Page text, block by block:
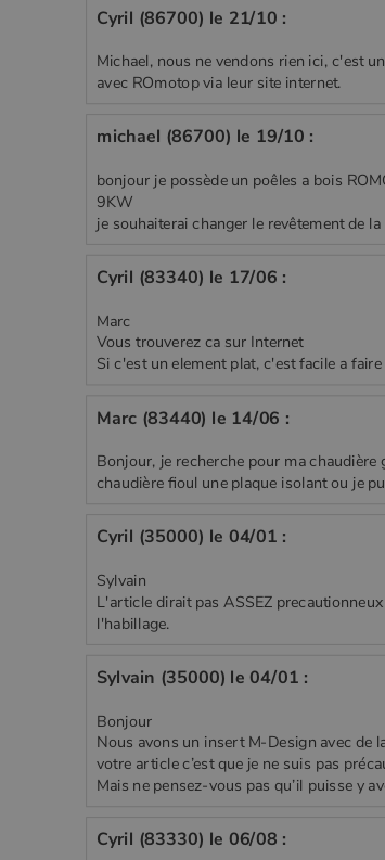
Cyril (86700) le 21/10 :
Michael, nous ne vendons rien ici, c'est
avec ROmotop via leur site internet.
michael (86700) le 19/10 :
bonjour je possède un poêles a bois
9KW
je souhaiterai changer le revêtement de
Cyril (83340) le 17/06 :
Marc
Vous trouverez ca sur Internet
Si c'est un element plat, c'est facile a
Marc (83440) le 14/06 :
Bonjour, je recherche pour ma
chaudière fioul une plaque isolant ou je
Cyril (35000) le 04/01 :
Sylvain
L'article dirait pas ASSEZ
l'habillage.
Sylvain (35000) le 04/01 :
Bonjour
Nous avons un insert M-Design avec de
votre article c’est que je ne suis pas
Mais ne pensez-vous pas qu’il puisse y
Cyril (83330) le 06/08 :